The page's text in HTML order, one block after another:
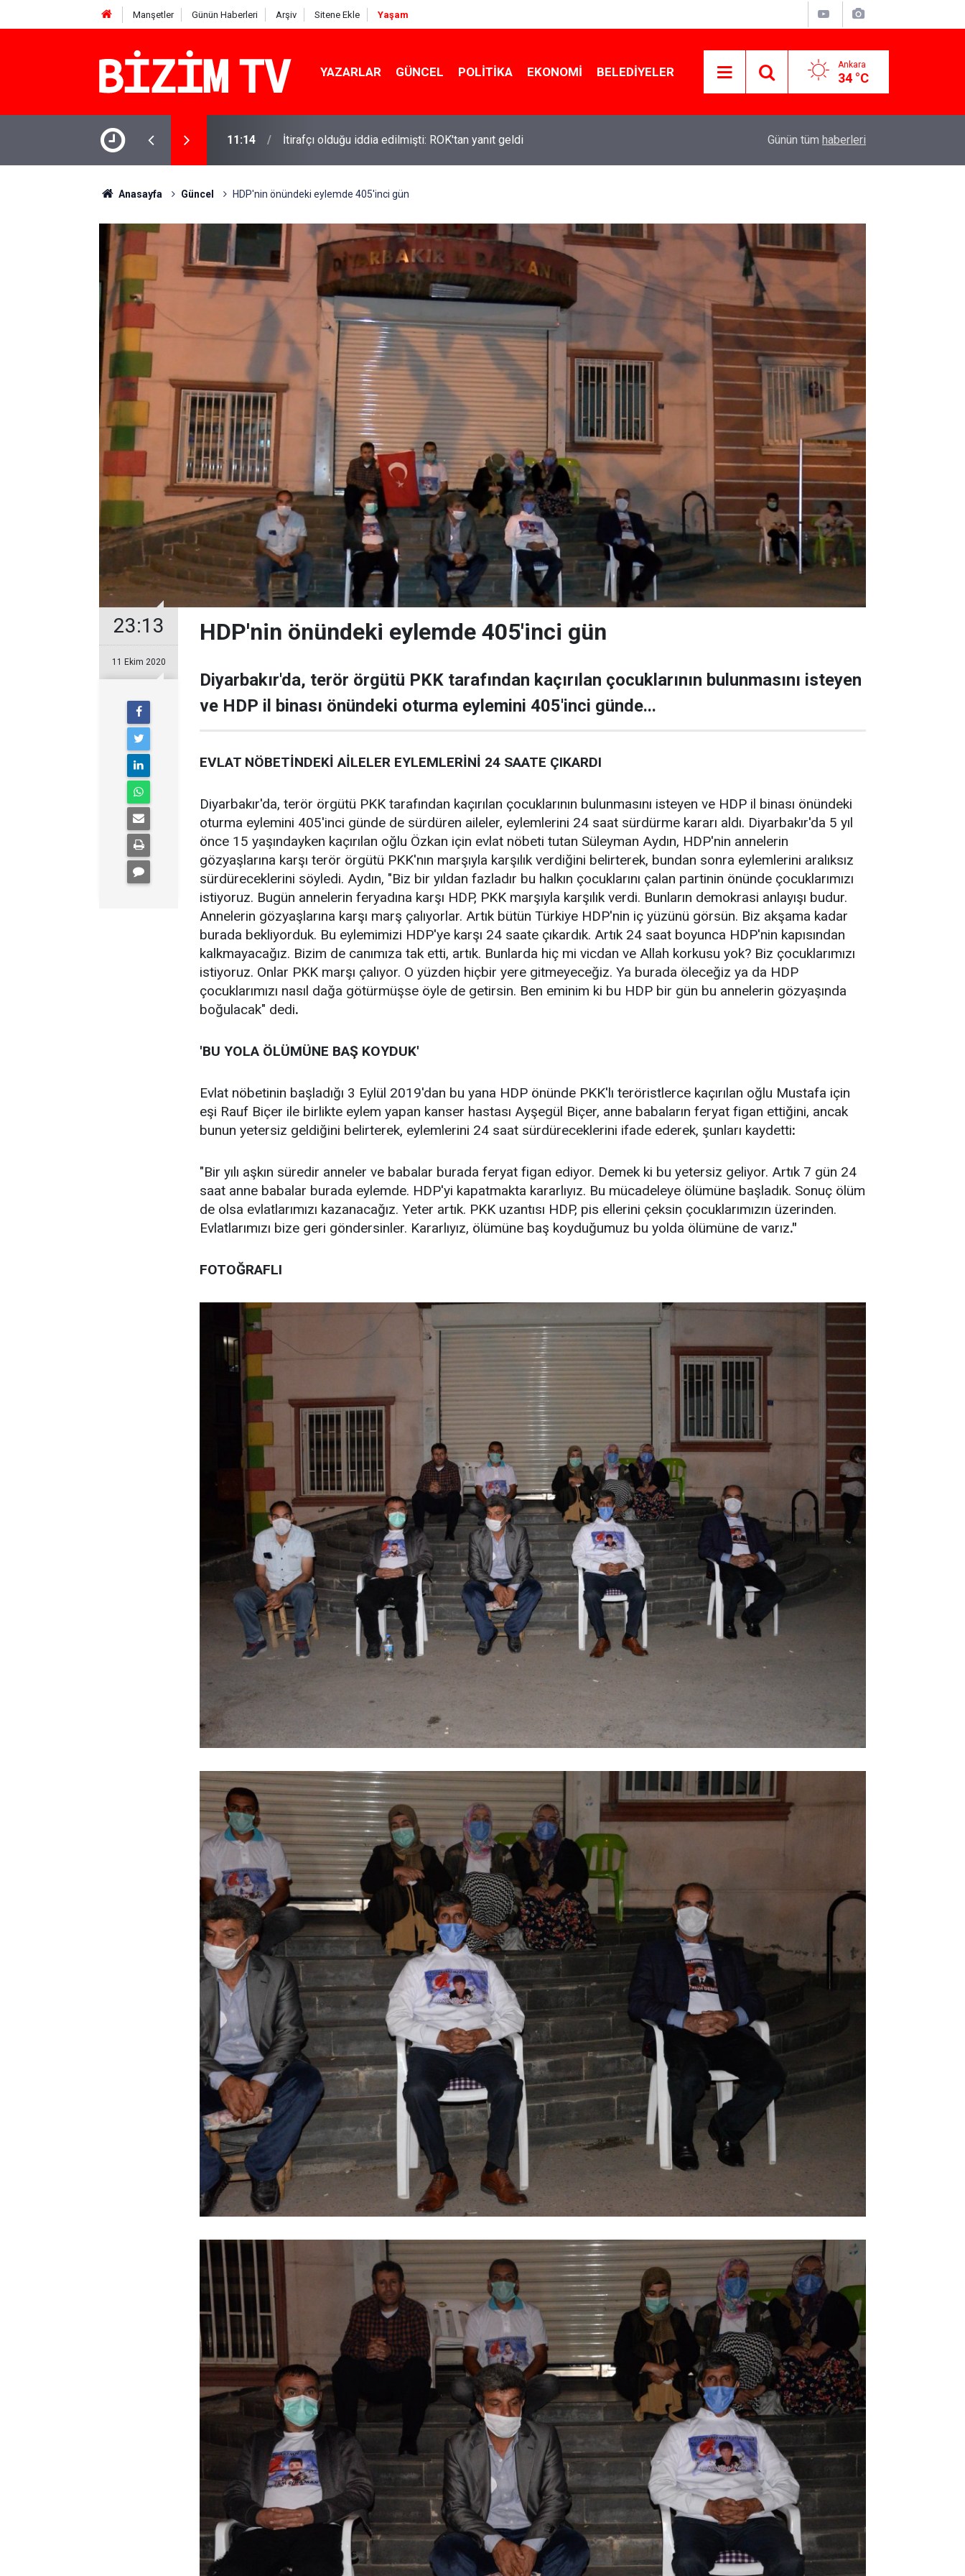
Manşetler Günün Haberleri Arşiv Sitene Ekle Yaşam
YAZARLAR GÜNCEL POLITIKA EKONOMI BELEDIYELER Ankara
34 °C
11:10 Yusuf Tekin açıkladı: YKS değişecek mi? Lüks yok, şatafat yok: YENİ Parti kapılarını açtı
Günün tüm haberleri
Anasayfa Güncel HDP'nin önündeki eylemde 405'inci gün
23:13
11 Ekim 2020
HDP'nin önündeki eylemde 405'inci gün
Diyarbakır'da, terör örgütü PKK tarafından kaçırılan çocuklarının bulunmasını isteyen
ve HDP il binası önündeki oturma eylemini 405'inci günde...
EVLAT NÖBETİNDEKİ AİLELER EYLEMLERİNİ 24 SAATE ÇIKARDI
Diyarbakır'da, terör örgütü PKK tarafından kaçırılan çocuklarının bulunmasını isteyen ve HDP il binası önündeki
oturma eylemini 405'inci günde de sürdüren aileler, eylemlerini 24 saat sürdürme kararı aldı. Diyarbakır'da 5 yıl
önce 15 yaşındayken kaçırılan oğlu Özkan için evlat nöbeti tutan Süleyman Aydın, HDP'nin annelerin
gözyaşlarına karşı terör örgütü PKK'nın marşıyla karşılık verdiğini belirterek, bundan sonra eylemlerini aralıksız
sürdüreceklerini söyledi. Aydın, "Biz bir yıldan fazladır bu halkın çocuklarını çalan partinin önünde çocuklarımızı
istiyoruz. Bugün annelerin feryadına karşı HDP, PKK marşıyla karşılık verdi. Bunların demokrasi anlayışı budur.
Annelerin gözyaşlarına karşı marş çalıyorlar. Artık bütün Türkiye HDP'nin iç yüzünü görsün. Biz akşama kadar
burada bekliyorduk. Bu eylemimizi HDP'ye karşı 24 saate çıkardık. Artık 24 saat boyunca HDP'nin kapısından
kalkmayacağız. Bizim de canımıza tak etti, artık. Bunlarda hiç mi vicdan ve Allah korkusu yok? Biz çocuklarımızı
istiyoruz. Onlar PKK marşı çalıyor. O yüzden hiçbir yere gitmeyeceğiz. Ya burada öleceğiz ya da HDP
çocuklarımızı nasıl dağa götürmüşse öyle de getirsin. Ben eminim ki bu HDP bir gün bu annelerin gözyaşında
boğulacak" dedi.
'BU YOLA ÖLÜMÜNE BAŞ KOYDUK'
Evlat nöbetinin başladığı 3 Eylül 2019'dan bu yana HDP önünde PKK'lı teröristlerce kaçırılan oğlu Mustafa için
eşi Rauf Biçer ile birlikte eylem yapan kanser hastası Ayşegül Biçer, anne babaların feryat figan ettiğini, ancak
bunun yetersiz geldiğini belirterek, eylemlerini 24 saat sürdüreceklerini ifade ederek, şunları kaydetti:
"Bir yılı aşkın süredir anneler ve babalar burada feryat figan ediyor. Demek ki bu yetersiz geliyor. Artık 7 gün 24
saat anne babalar burada eylemde. HDP'yi kapatmakta kararlıyız. Bu mücadeleye ölümüne başladık. Sonuç ölüm
de olsa evlatlarımızı kazanacağız. Yeter artık. PKK uzantısı HDP, pis ellerini çeksin çocuklarımızın üzerinden.
Evlatlarımızı bize geri göndersinler. Kararlıyız, ölümüne baş koyduğumuz bu yolda ölümüne de varız."
FOTOĞRAFLI